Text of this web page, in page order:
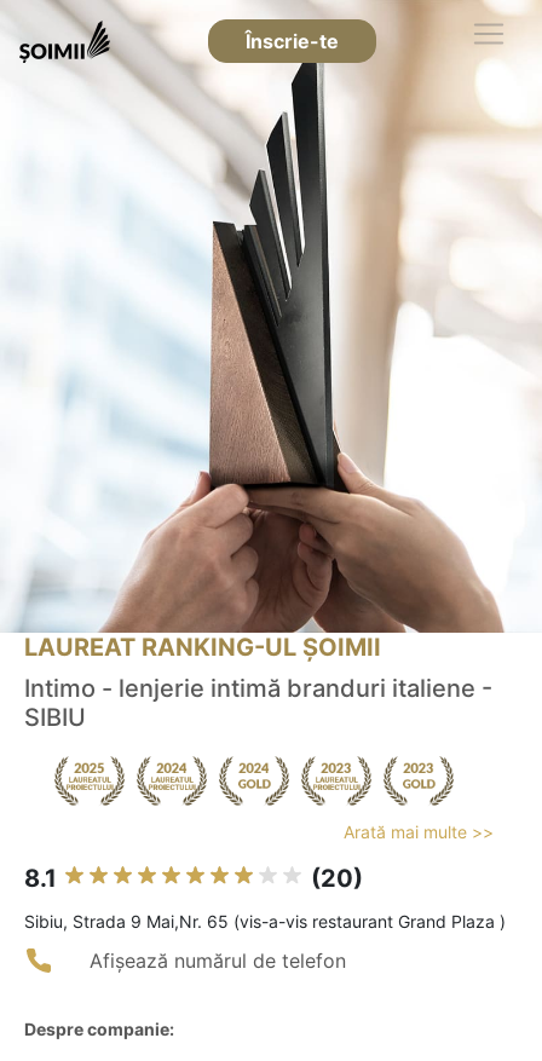
Înscrie-te
LAUREAT RANKING-UL ȘOIMII
Intimo - lenjerie intimă branduri italiene -
SIBIU
Arată mai multe >>
8.1 (20)
Sibiu, Strada 9 Mai,Nr. 65 (vis-a-vis restaurant Grand Plaza )
Afișează numărul de telefon
Despre companie: